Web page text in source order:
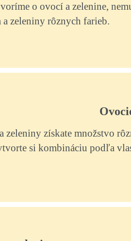
o ovocí a zelenine,
zeleniny rôznych farieb.
získate množstvo
si kombináciu podľa